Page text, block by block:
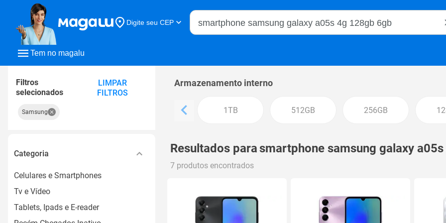
Tem no magalu
Digite seu CEP
Buscar no Magalu
Filtros
selecionados
LIMPAR
FILTROS
Samsung
Categoria
Celulares e Smartphones
Tv e Vídeo
Tablets, Ipads e E-reader
Armazenamento interno
1TB 512GB 256GB
Resultados parasmartphone samsung galaxy
7 produtos encontrados